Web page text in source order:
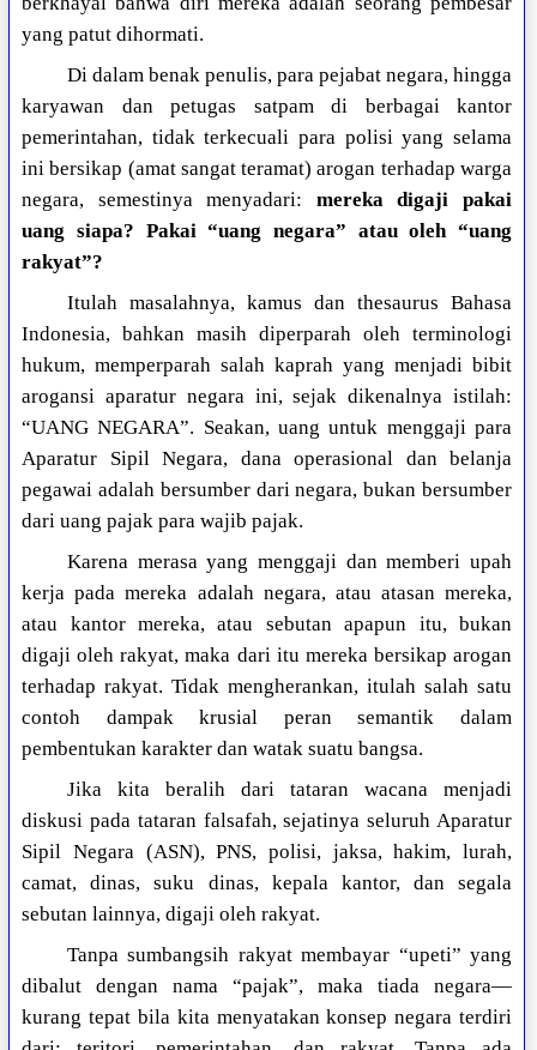
yang patut dihormati.
Di dalam benak penulis, para pejabat negara, hingga
karyawan dan petugas satpam di berbagai kantor
pemerintahan, tidak terkecuali para polisi yang selama
ini bersikap (amat sangat teramat) arogan terhadap warga
negara, semestinya menyadari: mereka digaji pakai
uang siapa? Pakai “uang negara” atau oleh “uang
rakyat”?
Itulah masalahnya, kamus dan thesaurus Bahasa
Indonesia, bahkan masih diperparah oleh terminologi
hukum, memperparah salah kaprah yang menjadi bibit
arogansi aparatur negara ini, sejak dikenalnya istilah:
“UANG NEGARA”. Seakan, uang untuk menggaji para
Aparatur Sipil Negara, dana operasional dan belanja
pegawai adalah bersumber dari negara, bukan bersumber
dari uang pajak para wajib pajak.
Karena merasa yang menggaji dan memberi upah
kerja pada mereka adalah negara, atau atasan mereka,
atau kantor mereka, atau sebutan apapun itu, bukan
digaji oleh rakyat, maka dari itu mereka bersikap arogan
terhadap rakyat. Tidak mengherankan, itulah salah satu
contoh dampak krusial peran semantik dalam
pembentukan karakter dan watak suatu bangsa.
Jika kita beralih dari tataran wacana menjadi
diskusi pada tataran falsafah, sejatinya seluruh Aparatur
Sipil Negara (ASN), PNS, polisi, jaksa, hakim, lurah,
camat, dinas, suku dinas, kepala kantor, dan segala
sebutan lainnya, digaji oleh rakyat.
Tanpa sumbangsih rakyat membayar “upeti” yang
dibalut dengan nama “pajak”, maka tiada negara—
kurang tepat bila kita menyatakan konsep negara terdiri